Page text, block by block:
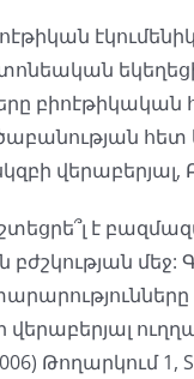
բիոէթիկական
հետ
վերաբերյալ,
է
մեջ:
վերաբերյալ
Թողարկում 1, S